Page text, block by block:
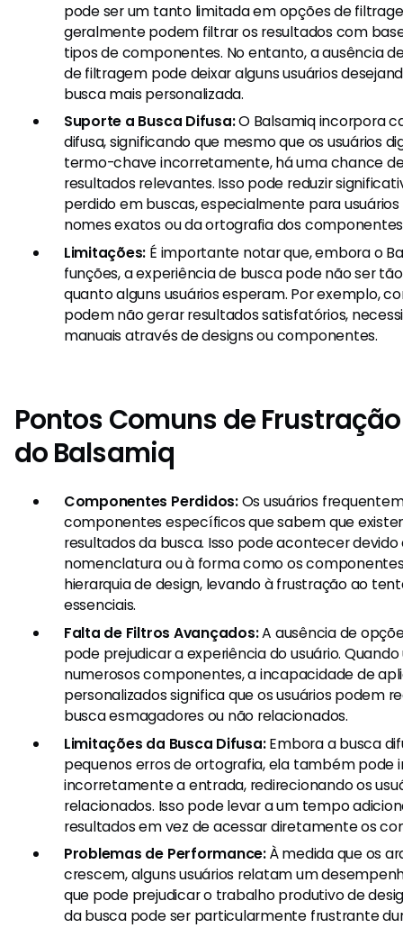
pode ser um tanto limitada em opções de
geralmente podem filtrar os resultados com
tipos de componentes. No entanto, a ausência
de filtragem pode deixar alguns usuários
busca mais personalizada.
Suporte a Busca Difusa:O Balsamiq incorpora
difusa, significando que mesmo que os usuários
termo-chave incorretamente, há uma chance
resultados relevantes. Isso pode reduzir
perdido em buscas, especialmente para
nomes exatos ou da ortografia dos
Limitações: É importante notar que, embora o
funções, a experiência de busca pode não ser
quanto alguns usuários esperam. Por exemplo,
podem não gerar resultados satisfatórios,
manuais através de designs ou componentes.
Pontos Comuns de
do Balsamiq
Componentes Perdidos:Os usuários
componentes específicos que sabem que
resultados da busca. Isso pode acontecer
nomenclatura ou à forma como os
hierarquia de design, levando à frustração ao
essenciais.
Falta de Filtros Avançados:A ausência de
pode prejudicar a experiência do usuário.
numerosos componentes, a incapacidade de
personalizados significa que os usuários podem
busca esmagadores ou não relacionados.
Limitações da Busca Difusa:Embora a busca
pequenos erros de ortografia, ela também pode
incorretamente a entrada, redirecionando os
relacionados. Isso pode levar a um tempo
resultados em vez de acessar diretamente os
Problemas de Performance:À medida que os
crescem, alguns usuários relatam um
que pode prejudicar o trabalho produtivo de
da busca pode ser particularmente frustrante